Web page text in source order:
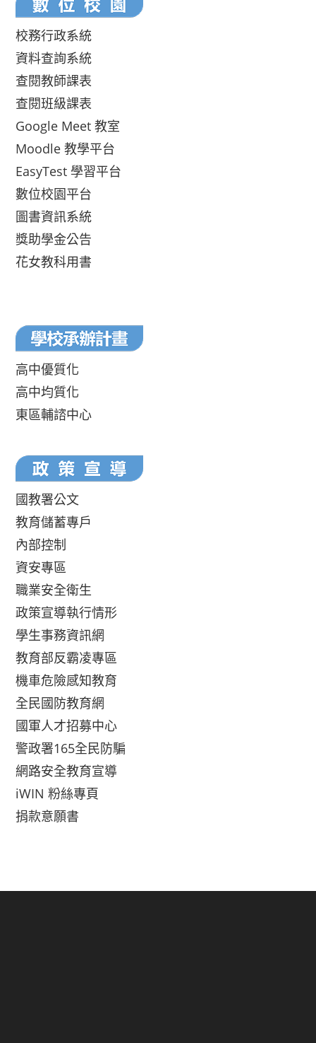
校務行政系統
資料查詢系統
查閱教師課表
查閱班級課表
Google Meet 教室
Moodle 教學平台
EasyTest 學習平台
數位校園平台
圖書資訊系統
獎助學金公告
花女教科用書
高中優質化
高中均質化
東區輔諮中心
國教署公文
教育儲蓄專戶
內部控制
資安專區
職業安全衛生
政策宣導執行情形
學生事務資訊網
教育部反霸凌專區
機車危險感知教育
全民國防教育網
國軍人才招募中心
警政署165全民防騙
網路安全教育宣導
iWIN 粉絲專頁
捐款意願書